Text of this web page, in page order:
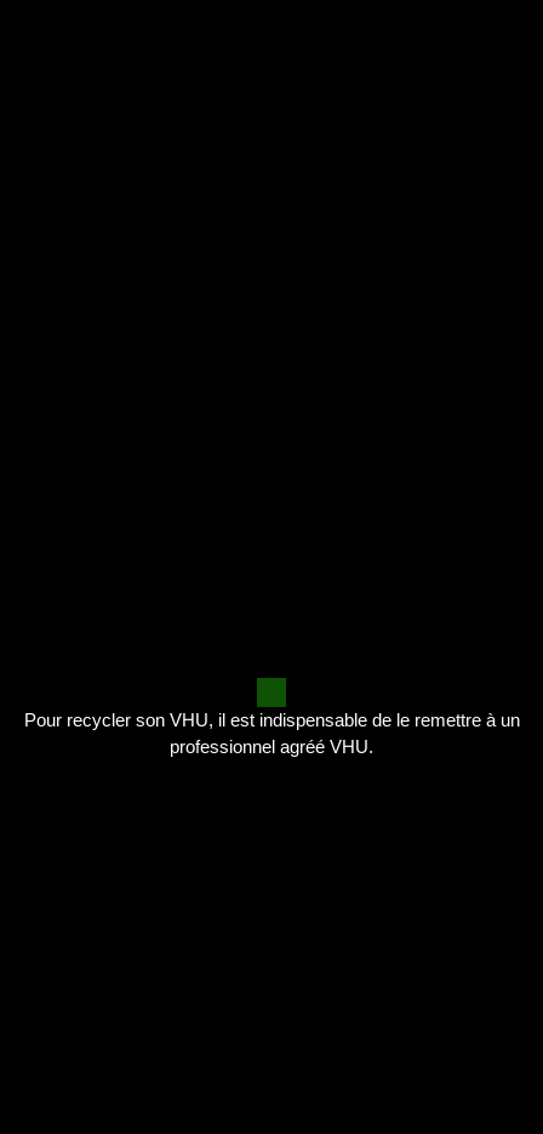
Pour recycler son VHU, il est indispensable de le remettre à un
professionnel agréé VHU.